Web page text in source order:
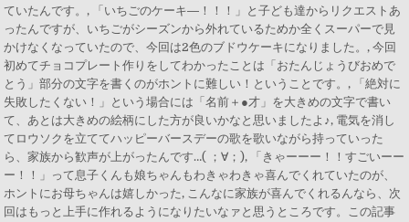
ていたんです。, 「いちごのケーキ―！！！」と子ども達からリクエストあ
ったんですが、いちごがシーズンから外れているためか全くスーパーで見
かけなくなっていたので、今回は2色のブドウケーキになりました。, 今回
初めてチョコプレート作りをしてわかったことは「おたんじょうびおめで
とう」部分の文字を書くのがホントに難しい！ということです。, 「絶対に
失敗したくない！」という場合には「名前＋●才」を大きめの文字で書い
て、あとは大きめの絵柄にした方が良いかなと思いましたよ♪, 電気を消し
てロウソクを立ててハッピーバースデーの歌を歌いながら持っていった
ら、家族から歓声が上がったんです…( ；∀；), 「きゃーーー！！すごいーー
ー！！」って息子くんも娘ちゃんもわきゃわきゃ喜んでくれていたのが、
ホントにお母ちゃんは嬉しかった, こんなに家族が喜んでくれるんなら、次
回はもっと上手に作れるようになりたいなァと思うところです。この記事